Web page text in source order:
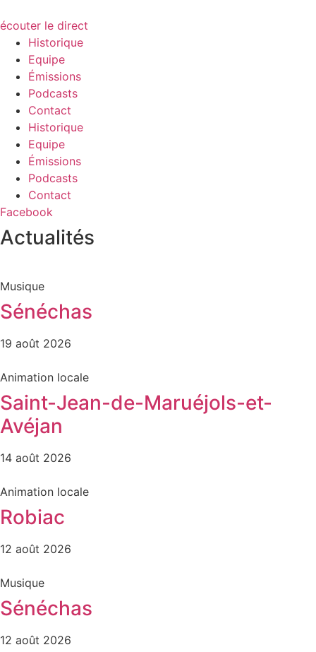
écouter le direct
Historique
Equipe
Émissions
Podcasts
Contact
Historique
Equipe
Émissions
Podcasts
Contact
Facebook
Actualités
Musique
Sénéchas
19 août 2026
Animation locale
Saint-Jean-de-Maruéjols-et-
Avéjan
14 août 2026
Animation locale
Robiac
12 août 2026
Musique
Sénéchas
12 août 2026